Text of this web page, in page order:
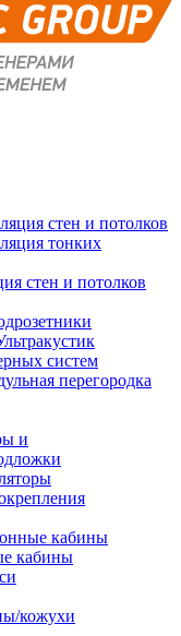
стен и потолков
тонких
стен и потолков
систем
перегородка
и
кабины
кабины
кожухи